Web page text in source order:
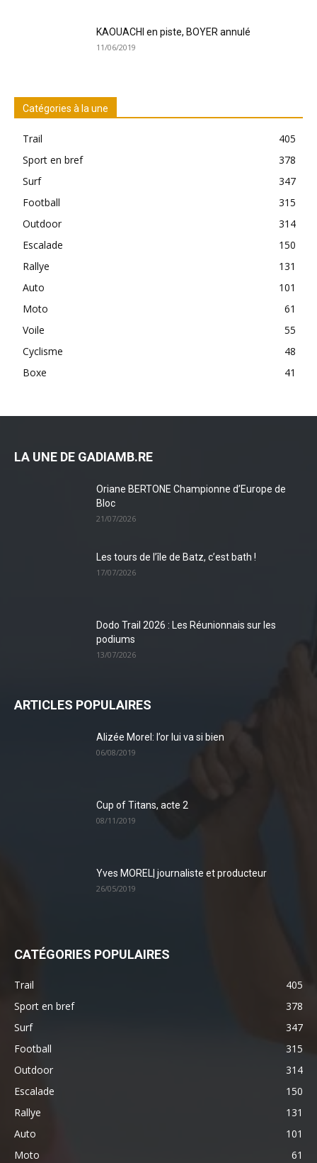
KAOUACHI en piste, BOYER annulé
11/06/2019
Catégories à la une
Trail
405
Sport en bref
378
Surf
347
Football
315
Outdoor
314
Escalade
150
Rallye
131
Auto
101
Moto
61
Voile
55
Cyclisme
48
Boxe
41
LA UNE DE GADIAMB.RE
Oriane BERTONE Championne d’Europe de
Bloc
21/07/2026
Les tours de l’île de Batz, c’est bath !
17/07/2026
Dodo Trail 2026 : Les Réunionnais sur les
podiums
13/07/2026
ARTICLES POPULAIRES
Alizée Morel: l’or lui va si bien
06/08/2019
Cup of Titans, acte 2
08/11/2019
Yves MOREL| journaliste et producteur
26/05/2019
CATÉGORIES POPULAIRES
Trail
405
Sport en bref
378
Surf
347
Football
315
Outdoor
314
Escalade
150
Rallye
131
Auto
101
Moto
61